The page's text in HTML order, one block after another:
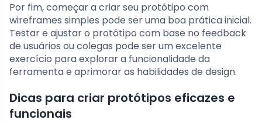
Por fim, começar a criar seu protótipo com
wireframes simples pode ser uma boa prática inicial.
Testar e ajustar o protótipo com base no feedback
de usuários ou colegas pode ser um excelente
exercício para explorar a funcionalidade da
ferramenta e aprimorar as habilidades de design.
Dicas para criar protótipos eficazes e
funcionais